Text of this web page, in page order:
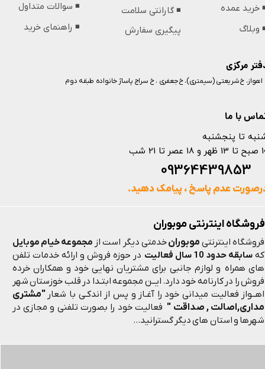
فروشگاه اینترنتی موبوران
فروشگاه اینترنتی موبورانخدمتی دیگر است از مجموعه خیام موبایل
که سابقه حدود 10 سال فعالیت
در حوزه فروش و ارائه خدمات تلفن
های همراه و لوازم جانبی برای مشتریان نهایی خود و همکاران خرده
فروش را در کارنامه خود دارد. ایــن مجموعه ابتـدا در قلب خوزستان شهر
اهــواز فعالیت میدانی خود را آغـاز و پس از اندکـی با شعار "مشتری
مداری,اصالت , صداقت " فعالیت خود را بصورت تلفنی و مجازی در
شهرها و استان های دیگر گسترانید...
مرکزی
با ما
اهواز، خ شریعتی (سیمتری)، خ جعفری ، خ سراج پاساژ خانواده طبقه دوم
تا پنجشنبه
تا 21 شب
عدم پاسخ ، پیامک دهید.
◾️ سوالات متداول
◾️ راهنمای خرید
خرید عمده
وبلاگ
◾️ گارانتی سلامت
پیگیری سفارش